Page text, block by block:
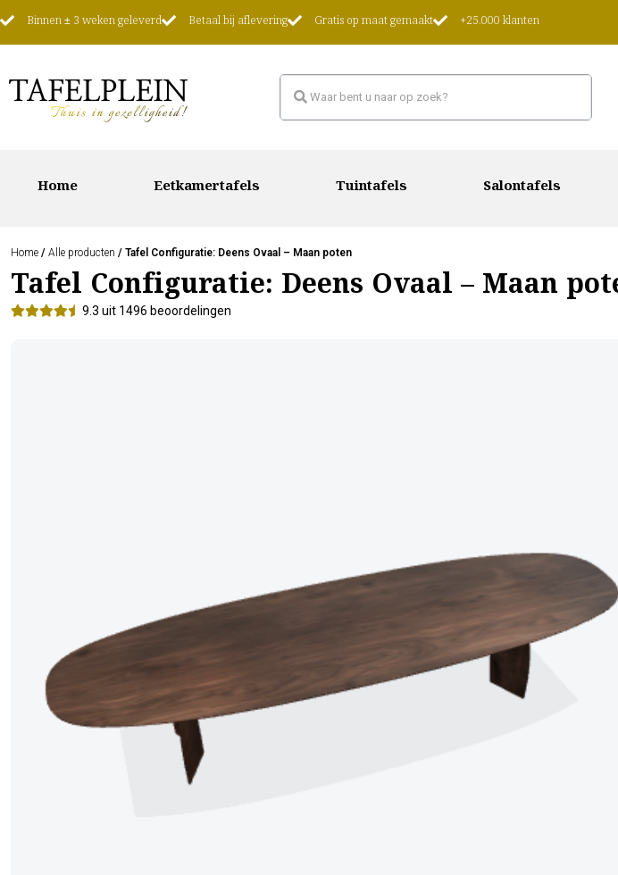
Binnen ± 3 weken geleverd Betaal bij aflevering Gratis op maat gemaakt +25.000 klanten
Home Eetkamertafels Tuintafels Salontafels
Home / Alle producten / Tafel Configuratie: Deens Ovaal – Maan poten
Tafel Configuratie: Deens Ovaal – Maan
9.3 uit 1496 beoordelingen